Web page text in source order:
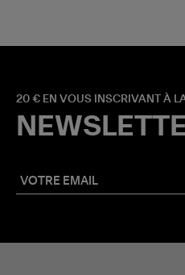
20 € EN VOUS INSCRIVANT À